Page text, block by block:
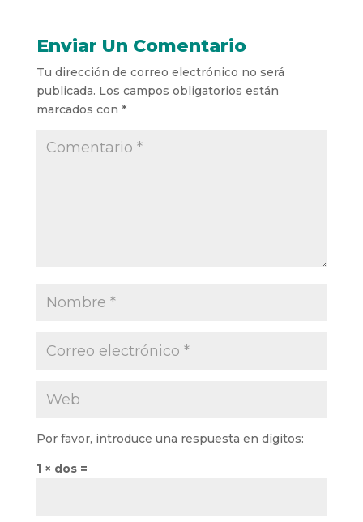
Enviar Un Comentario
Tu dirección de correo electrónico no será
publicada. Los campos obligatorios están
marcados con *
Por favor, introduce una respuesta en dígitos:
1 × dos =